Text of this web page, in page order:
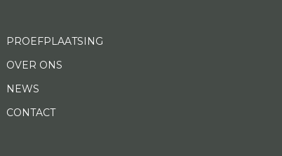
PROEFPLAATSING
OVER ONS
NEWS
CONTACT